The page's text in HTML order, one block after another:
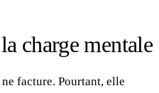
charge mentale
facture. Pourtant, elle